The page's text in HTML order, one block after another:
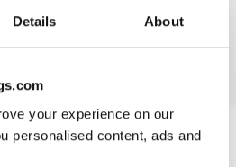
Details About
your experience on our
personalised content, ads and
the world with a bi-monthly
magazine - download the latest